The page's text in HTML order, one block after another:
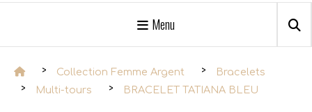
Menu
Collection Femme Argent
Bracelets
Multi-tours
BRACELET TATIANA BLEU